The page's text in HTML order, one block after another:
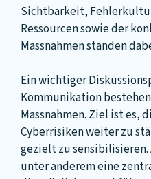
Sichtbarkeit,
Ressourcen sowie der
Massnahmen standen
Ein wichtiger
Kommunikation
Massnahmen. Ziel ist es,
Cyberrisiken weiter zu
gezielt zu sensibilisieren.
unter anderem eine